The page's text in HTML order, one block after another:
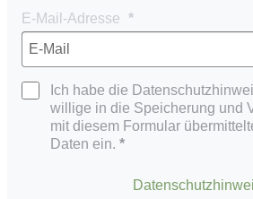
E-Mail-Adresse
Ich habe die
willige in die Speicherung und
mit diesem Formular
Daten ein.